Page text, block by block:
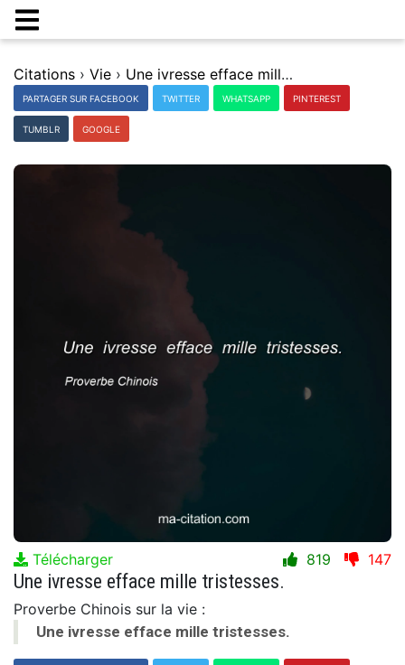
Citations › Vie › Une ivresse efface mille tristesses.
PARTAGER SUR FACEBOOK TWITTER WHATSAPP PINTEREST
TUMBLR GOOGLE
Télécharger 819 147
Une ivresse efface mille tristesses.
Proverbe Chinois sur la vie :
Une ivresse efface mille tristesses.